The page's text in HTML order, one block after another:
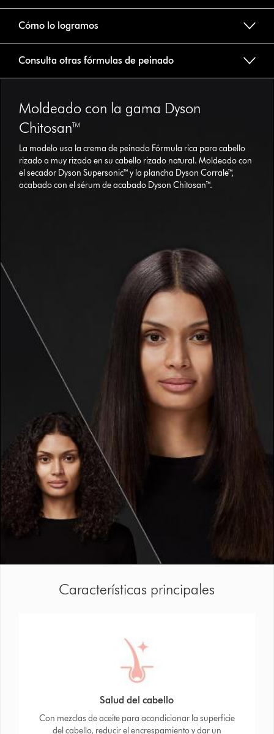
Cómo lo logramos
Consulta otras fórmulas de peinado
Moldeado con la gama Dyson
Chitosan™
La modelo usa la crema de peinado Fórmula rica para cabello
rizado a muy rizado en su cabello rizado natural. Moldeado con
el secador Dyson Supersonic™ y la plancha Dyson Corrale™,
acabado con el sérum de acabado Dyson Chitosan™.
Características principales
Salud del cabello
Con mezclas de aceite para acondicionar la superficie
del cabello, reducir el encrespamiento y dar un